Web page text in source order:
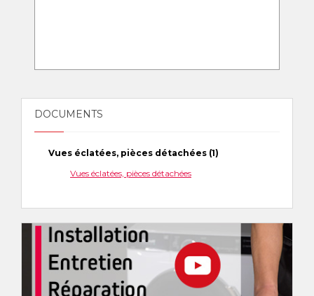
DOCUMENTS
Vues éclatées, pièces détachées (1)
Vues éclatées, pièces détachées